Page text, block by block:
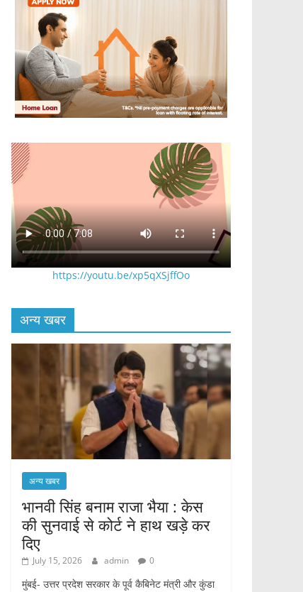
https://youtu.be/xp5qXSjffOo
अन्य खबर
अन्य खबर
भानवी सिंह बनाम राजा भैया : केस
की सुनवाई से कोर्ट ने हाथ खड़े कर
दिए
July 15, 2026 admin 0
मुंबई- उत्तर प्रदेश सरकार के पूर्व कैबिनेट मंत्री और कुंडा